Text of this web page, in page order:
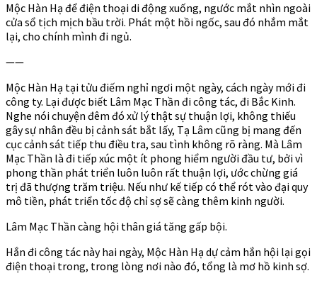
Mộc Hàn Hạ để điện thoại di động xuống, ngước mắt nhìn ngoài
cửa sổ tịch mịch bầu trời. Phát một hồi ngốc, sau đó nhắm mắt
lại, cho chính mình đi ngủ.
——
Mộc Hàn Hạ tại tửu điếm nghỉ ngơi một ngày, cách ngày mới đi
công ty. Lại được biết Lâm Mạc Thần đi công tác, đi Bắc Kinh.
Nghe nói chuyện đêm đó xử lý thật sự thuận lợi, không thiếu
gây sự nhân đều bị cảnh sát bắt lấy, Tạ Lâm cũng bị mang đến
cục cảnh sát tiếp thu điều tra, sau tình không rõ ràng. Mà Lâm
Mạc Thần là đi tiếp xúc một ít phong hiểm người đầu tư, bởi vì
phong thần phát triển luôn luôn rất thuận lợi, ước chừng giá
trị đã thượng trăm triệu. Nếu như kế tiếp có thể rót vào đại quy
mô tiền, phát triển tốc độ chỉ sợ sẽ càng thêm kinh người.
Lâm Mạc Thần càng hội thân giá tăng gấp bội.
Hắn đi công tác này hai ngày, Mộc Hàn Hạ dự cảm hắn hội lại gọi
điện thoại trong, trong lòng nơi nào đó, tổng là mơ hồ kinh sợ.